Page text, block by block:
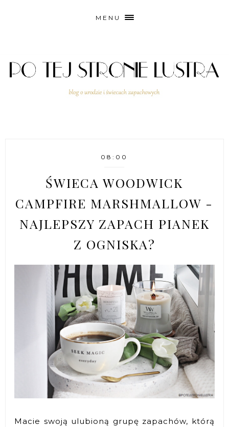
MENU
08:00
ŚWIECA WOODWICK
CAMPFIRE MARSHMALLOW -
NAJLEPSZY ZAPACH PIANEK
Z OGNISKA?
Macie swoją ulubioną grupę zapachów, którą